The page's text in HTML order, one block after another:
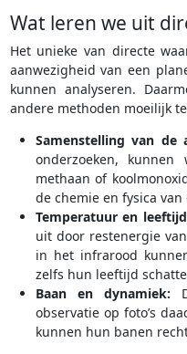
Wat leren we uit
Het unieke van directe
aanwezigheid van een
kunnen analyseren.
andere methoden moeilijk
Samenstelling van de
onderzoeken, kunnen
methaan of
de chemie en fysica
Temperatuur en
uit door restenergie
in het infrarood
zelfs hun leeftijd
Baan en dynamiek:
observatie op foto’s
kunnen hun banen